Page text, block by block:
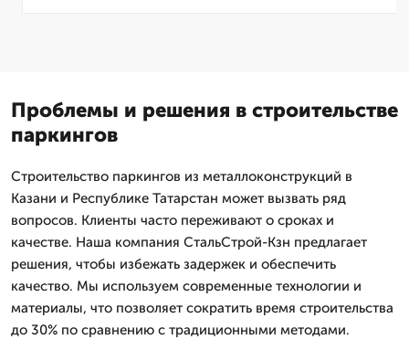
Проблемы и решения в строительстве
паркингов
Строительство паркингов из металлоконструкций в
Казани и Республике Татарстан может вызвать ряд
вопросов. Клиенты часто переживают о сроках и
качестве. Наша компания СтальСтрой-Кзн предлагает
решения, чтобы избежать задержек и обеспечить
качество. Мы используем современные технологии и
материалы, что позволяет сократить время строительства
до 30% по сравнению с традиционными методами.